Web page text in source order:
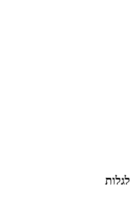
לגלות